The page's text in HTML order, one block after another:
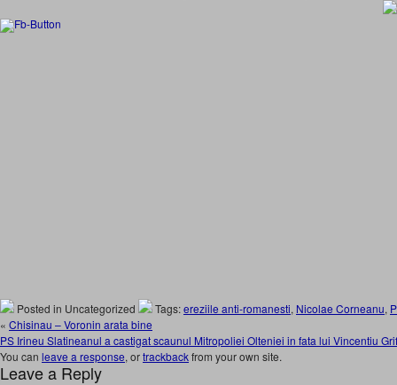
Posted in Uncategorized Tags:ereziile anti-romanesti, Nicolae Corneanu,
« Chisinau – Voronin arata bine
PS Irineu Slatineanul a castigat scaunul Mitropoliei Olteniei in fata lui Vincentiu
You can leave a response, ortrackbackfrom your own site.
Leave a Reply